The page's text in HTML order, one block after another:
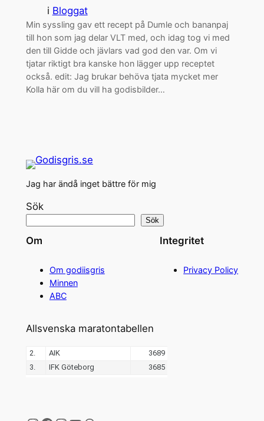
i Bloggat
Min syssling gav ett recept på Dumle och bananpaj
till hon som jag delar VLT med, och idag tog vi med
den till Gidde och jävlars vad god den var. Om vi
tjatar riktigt bra kanske hon lägger upp receptet
också. edit: Jag brukar behöva tjata mycket mer
Kolla här om du vill ha godisbilder…
Jag har ändå inget bättre för mig
Sök
Sök
Om
Om godiisgris
Minnen
ABC
Integritet
Privacy Policy
Allsvenska maratontabellen